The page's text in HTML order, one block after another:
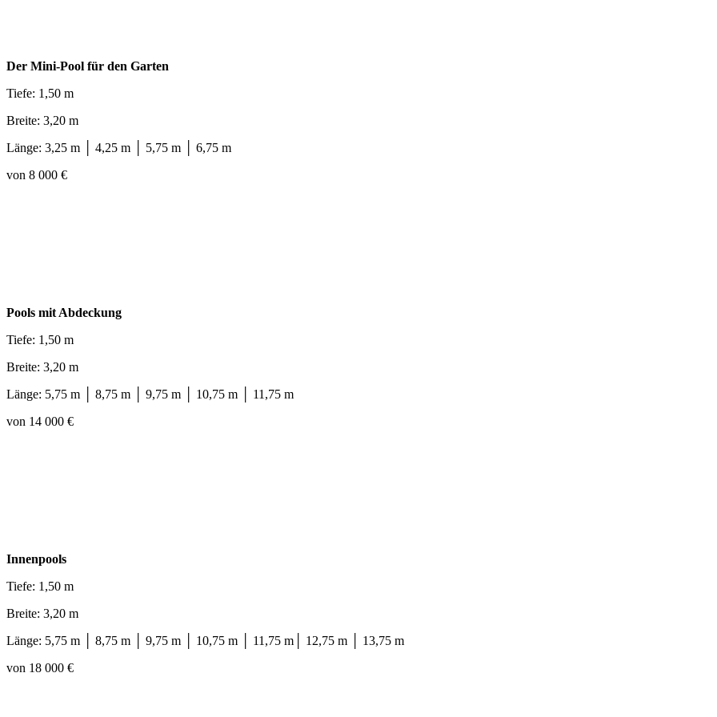
Der Mini-Pool für den Garten
Tiefe: 1,50 m
Breite: 3,20 m
Länge: 3,25 m │ 4,25 m │ 5,75 m │ 6,75 m
von 8 000 €
Pools mit Abdeckung
Tiefe: 1,50 m
Breite: 3,20 m
Länge: 5,75 m │ 8,75 m │ 9,75 m │ 10,75 m │ 11,75 m
von 14 000 €
Innenpools
Tiefe: 1,50 m
Breite: 3,20 m
Länge: 5,75 m │ 8,75 m │ 9,75 m │ 10,75 m │ 11,75 m│ 12,75 m │ 13,75 m
von 18 000 €